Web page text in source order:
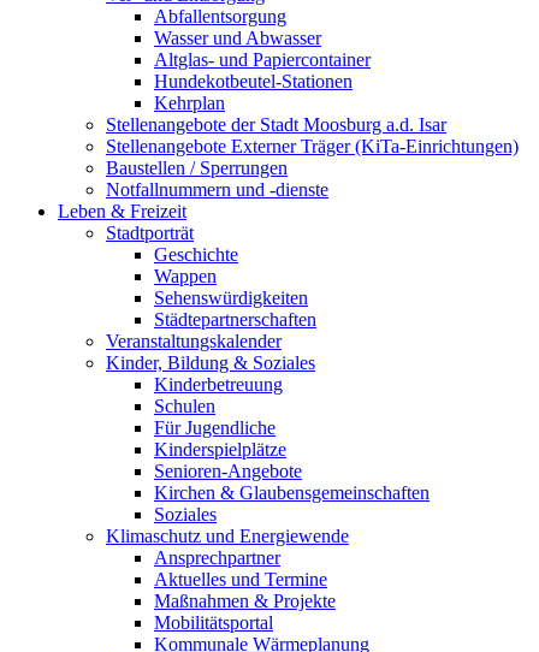
Abfallentsorgung
Wasser und Abwasser
Altglas- und Papiercontainer
Hundekotbeutel-Stationen
Kehrplan
Stellenangebote der Stadt Moosburg a.d. Isar
Stellenangebote Externer Träger (KiTa-Einrichtungen)
Baustellen / Sperrungen
Notfallnummern und -dienste
Leben & Freizeit
Stadtporträt
Geschichte
Wappen
Sehenswürdigkeiten
Städtepartnerschaften
Veranstaltungskalender
Kinder, Bildung & Soziales
Kinderbetreuung
Schulen
Für Jugendliche
Kinderspielplätze
Senioren-Angebote
Kirchen & Glaubensgemeinschaften
Soziales
Klimaschutz und Energiewende
Ansprechpartner
Aktuelles und Termine
Maßnahmen & Projekte
Mobilitätsportal
Kommunale Wärmeplanung